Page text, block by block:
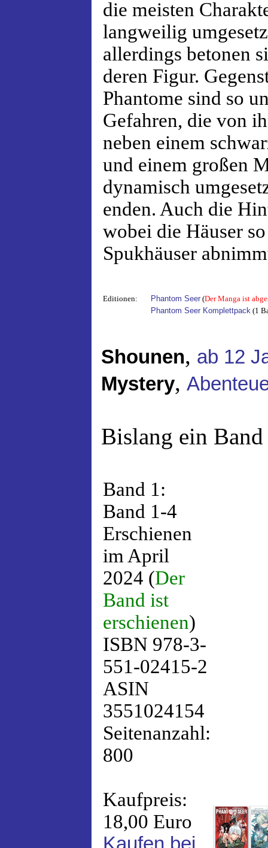
die meisten
langweilig
allerdings betonen
deren Figur.
Phantome sind so
Gefahren, die von
neben einem
und einem großen
dynamisch
enden. Auch die
wobei die Häuser
Spukhäuser
Editionen: Phantom Seer (Der Manga ist
Phantom Seer Komplettpack (1
Shounen, ab 12
Mystery,
Bislang ein
Band 1:
Band 1-4
Erschienen
im April
2024 (Der
Band ist
erschienen)
ISBN 978-3-
551-02415-2
ASIN
3551024154
Seitenanzahl:
800
Kaufpreis:
18,00 Euro